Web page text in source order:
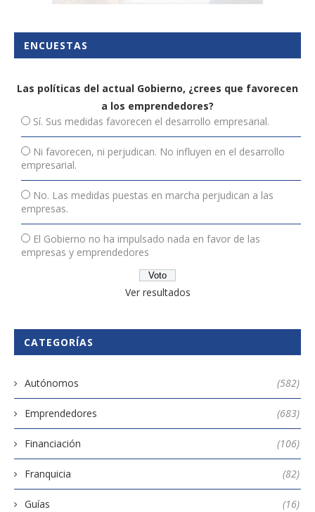
ENCUESTAS
Las políticas del actual Gobierno, ¿crees que favorecen
a los emprendedores?
Sí. Sus medidas favorecen el desarrollo empresarial.
Ni favorecen, ni perjudican. No influyen en el desarrollo
empresarial.
No. Las medidas puestas en marcha perjudican a las
empresas.
El Gobierno no ha impulsado nada en favor de las
empresas y emprendedores
Ver resultados
CATEGORÍAS
Autónomos (582)
Emprendedores (683)
Financiación (106)
Franquicia (82)
Guías (16)